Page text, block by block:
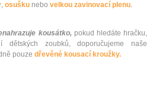
, osušku nebo velkou zavinovací plenu.
kousátko,pokud hledáte hračku,
dětských zoubků, doporučujeme naše
pouze dřevěné kousací kroužky.